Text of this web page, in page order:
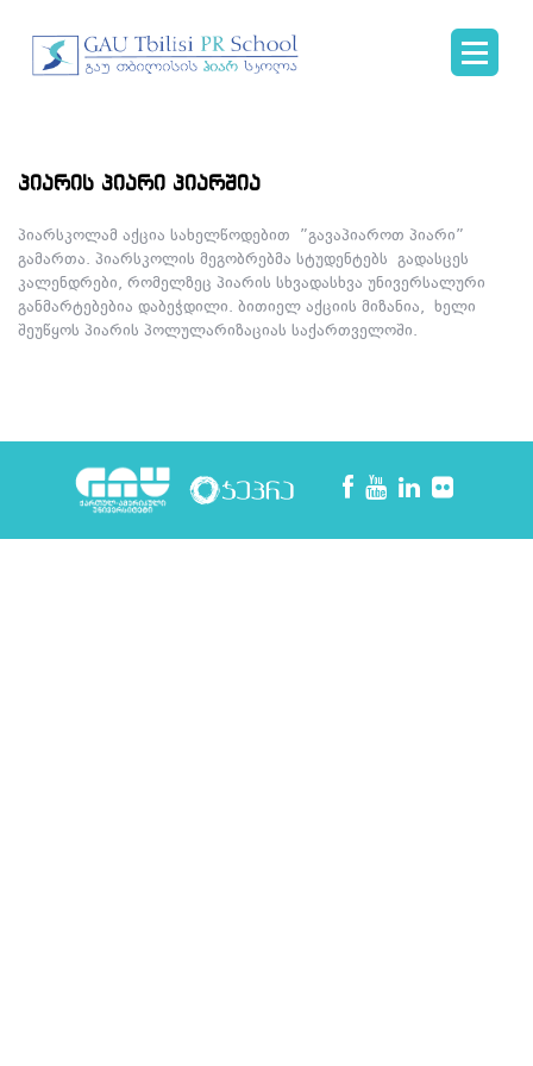
პიარის პიარი პიარშია
პიარსკოლამ აქცია სახელწოდებით ”გავაპიაროთ პიარი”
გამართა. პიარსკოლის მეგობრებმა სტუდენტებს გადასცეს
კალენდრები, რომელზეც პიარის სხვადასხვა უნივერსალური
განმარტებებია დაბეჭდილი. ბითიელ აქციის მიზანია, ხელი
შეუწყოს პიარის პოლულარიზაციას საქართველოში.